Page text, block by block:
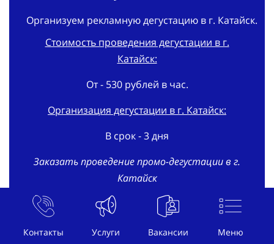
Контакты Услуги Вакансии Меню
Организуем рекламную дегустацию в г. Катайск.
Стоимость проведения дегустации в г.
Катайск:
От - 530 рублей в час.
Организация дегустации в г. Катайск:
В срок - 3 дня
Заказать проведение промо-дегустации в г.
Катайск
Заказать проведение
дегустации!